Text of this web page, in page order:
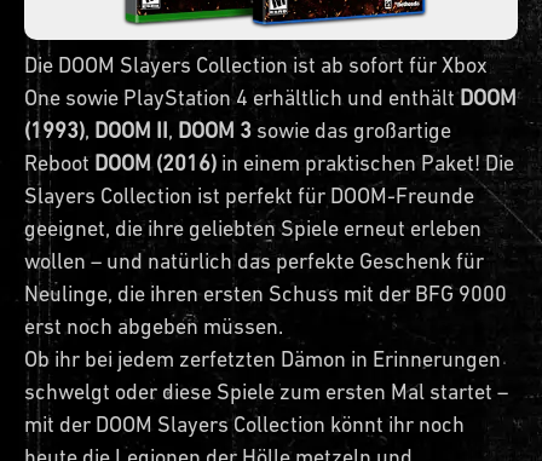
Die DOOM Slayers Collection ist ab sofort für Xbox
One sowie PlayStation 4 erhältlich und enthältDOOM
(1993), DOOM II, DOOM 3 sowie das großartige
Reboot DOOM (2016) in einem praktischen Paket! Die
Slayers Collection ist perfekt für DOOM-Freunde
geeignet, die ihre geliebten Spiele erneut erleben
wollen – und natürlich das perfekte Geschenk für
Neulinge, die ihren ersten Schuss mit der BFG 9000
erst noch abgeben müssen.
Ob ihr bei jedem zerfetzten Dämon in Erinnerungen
schwelgt oder diese Spiele zum ersten Mal startet –
mit der DOOM Slayers Collection könnt ihr noch